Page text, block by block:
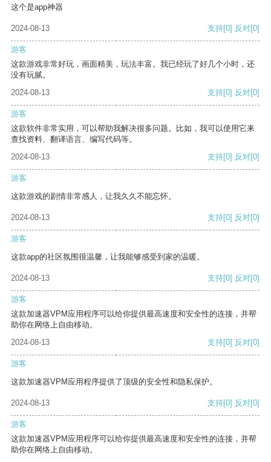
这个是app神器
2024-08-13 支持[0] 反对[0]
游客
这款游戏非常好玩，画面精美，玩法丰富。我已经玩了好几个小时，还
没有玩腻。
2024-08-13
支持[0] 反对[0]
游客
这款软件非常实用，可以帮助我解决很多问题。比如，我可以使用它来
查找资料、翻译语言、编写代码等。
2024-08-13
支持[0] 反对[0]
游客
这款游戏的剧情非常感人，让我久久不能忘怀。
2024-08-13 支持[0] 反对[0]
游客
这款app的社区氛围很温馨，让我能够感受到家的温暖。
2024-08-13 支持[0] 反对[0]
游客
这款加速器VPM应用程序可以给你提供最高速度和安全性的连接，并帮
助你在网络上自由移动。
2024-08-13
支持[0] 反对[0]
游客
这款加速器VPM应用程序提供了顶级的安全性和隐私保护。
2024-08-13 支持[0] 反对[0]
游客
这款加速器VPM应用程序可以给你提供最高速度和安全性的连接，并帮
助你在网络上自由移动。